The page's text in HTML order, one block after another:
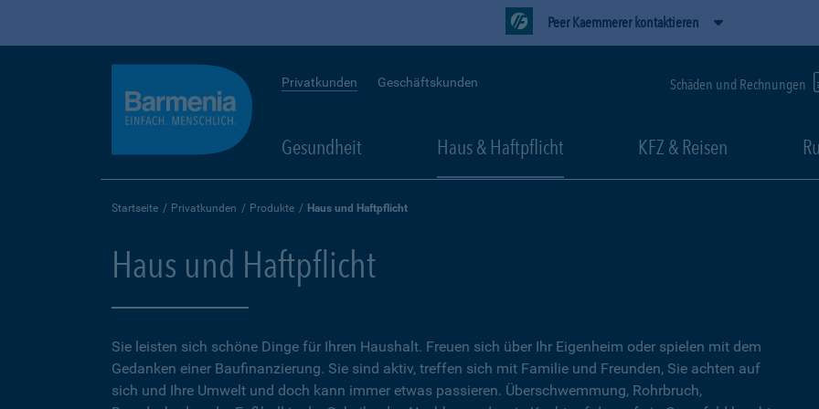
Peer Kaemmerer kontaktieren
Privatkunden Geschäftskunden Schäden und Rechnungen
Gesundheit Haus & Haftpflicht KFZ & Reisen
Startseite Privatkunden Produkte Haus und Haftpflicht
Haus und Haftpflicht
Sie leisten sich schöne Dinge für Ihren Haushalt. Freuen sich über Ihr Eigenheim oder spielen mit dem
Gedanken einer Baufinanzierung. Sie sind aktiv, treffen sich mit Familie und Freunden, Sie achten auf
sich und Ihre Umwelt und doch kann immer etwas passieren. Überschwemmung, Rohrbruch,